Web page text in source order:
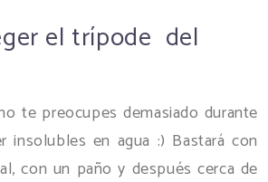
el trípode del
te preocupes demasiado durante
insolubles en agua :) Bastará con
con un paño y después cerca de